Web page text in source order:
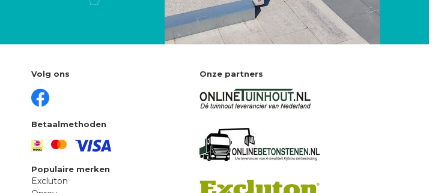
Volg ons
Betaalmethoden
Populaire merken
Excluton
Onze partners